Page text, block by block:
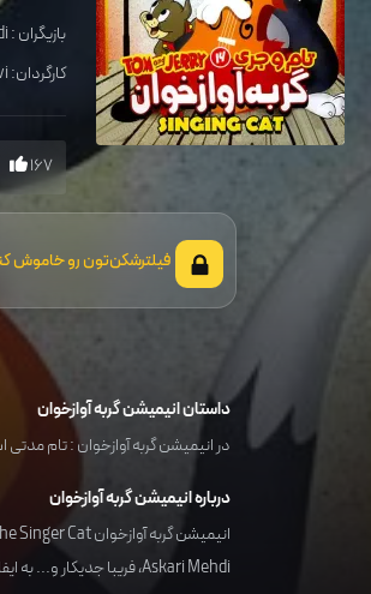
بازیگران :
کارگردان:
167
فیلترشکن‌تون رو خاموش
داستان انیمیشن گربه آوازخوان
در انیمیشن گربه آوازخوان : تام
درباره انیمیشن گربه آوازخوان
انیمیشن گربه آوازخوان The Singer Cat محصول کشور
Askari Mehdi،فریبا جدیکار و... به